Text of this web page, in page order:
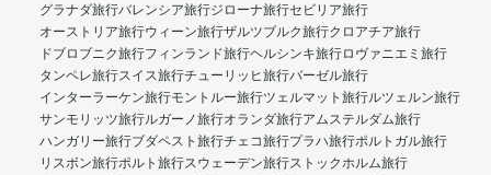
グラナダ旅行バレンシア旅行ジローナ旅行セビリア旅行
オーストリア旅行ウィーン旅行ザルツブルク旅行クロアチア旅行
ドブロブニク旅行フィンランド旅行ヘルシンキ旅行ロヴァニエミ旅行
タンペレ旅行スイス旅行チューリッヒ旅行バーゼル旅行
インターラーケン旅行モントルー旅行ツェルマット旅行ルツェルン旅行
サンモリッツ旅行ルガーノ旅行オランダ旅行アムステルダム旅行
ハンガリー旅行ブダペスト旅行チェコ旅行プラハ旅行ポルトガル旅行
リスボン旅行ポルト旅行スウェーデン旅行ストックホルム旅行